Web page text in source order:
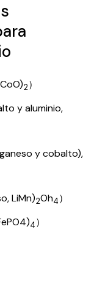
2）
y aluminio,
y cobalto),
LiMn)2Oh4）
4）